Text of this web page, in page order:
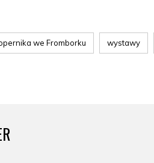
we Fromborku wystawy